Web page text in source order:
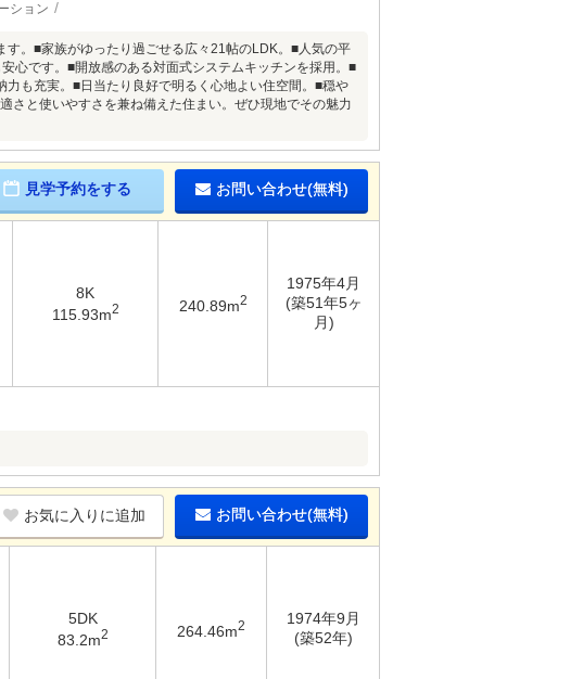
ション
。■家族がゆったり過ごせる広々21帖のLDK。■人気の平
心です。■開放感のある対面式システムキッチンを採用。■
も充実。■日当たり良好で明るく心地よい住空間。■穏や
さと使いやすさを兼ね備えた住まい。ぜひ現地でその魅力
見学予約をする お問い合わせ(無料)
8K
115.93m2 240.89m2
1975年4月
(築51年5ヶ
月)
お気に入りに追加 お問い合わせ(無料)
5DK
83.2m2 264.46m2
1974年9月
(築52年)